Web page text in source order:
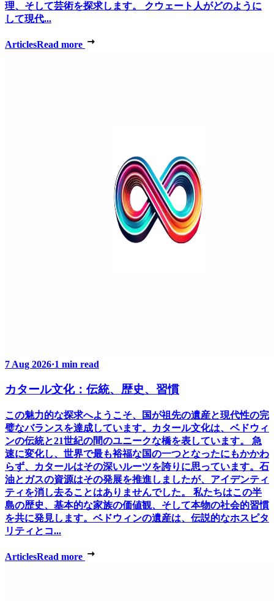
理、そして芸術を探求します。 クウェート人がどのように
して現代...
ArticlesRead more
7 Aug 2026·1 min read
カタール文化：伝統、歴史、習慣
この魅力的な探求へようこそ、国が祖先の遺産と現代性の完
璧なバランスを達成しています。カタール文化は、ベドウィ
ンの伝統と21世紀の間のユニークな橋を表しています。 急
速に変化し、世界で最も裕福な国の一つとなったにもかかわ
らず、カタールはその深いルーツを誇りに思っています。石
油とガスの資源はその発展を推進しましたが、アイデンティ
ティを消し去ることはありませんでした。 私たちはこの半
島の歴史、基本的な家族の価値観、そして本物の社会的習慣
を共に発見します。ベドウィンの遺産は、伝説的なホスピタ
リティとコ...
ArticlesRead more